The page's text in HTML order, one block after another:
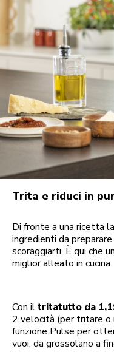
Trita e riduci in
Di fronte a una ricetta
ingredienti da
scoraggiarti. È qui che
miglior alleato in cucina.
Con iltritatutto da
2 velocità (per tritare o
funzione Pulse per
vuoi, da grossolano a